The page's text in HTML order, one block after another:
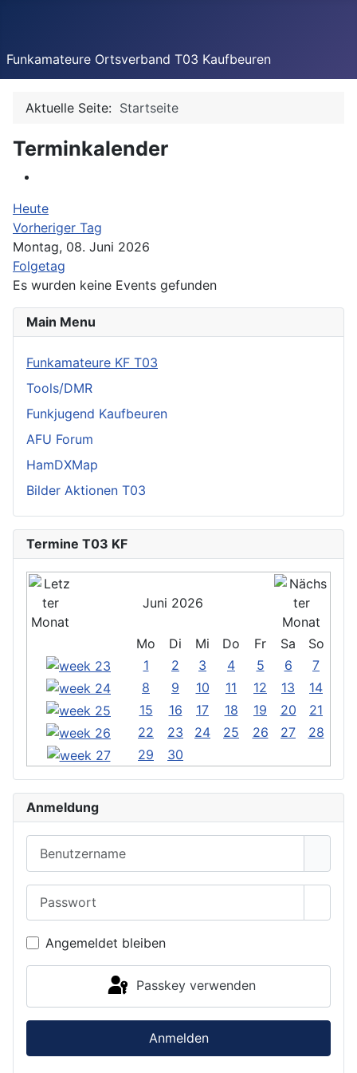
Funkamateure Ortsverband T03 Kaufbeuren
Main Menu
Funkamateure KF T03
Tools/DMR
Funkjugend Kaufbeuren
AFU Forum
HamDXMap
Bilder Aktionen T03
Termine T03 KF
Juni 2026
Mo Di Mi Do Fr Sa
So
1
2 3 4 5 6
7
8
9 10 11 12 13
14
15
16 17 18 19 20
21
22
23 24 25 26 27
28
29
30
Anmeldung
Angemeldet bleiben
Passkey verwenden
Anmelden
Aktuelle Seite: Startseite
Terminkalender
Heute
Vorheriger Tag
Montag, 08. Juni 2026
Folgetag
Es wurden keine Events gefunden